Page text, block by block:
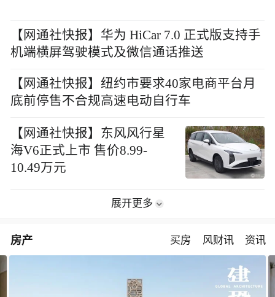
【网通社快报】华为 HiCar 7.0 正式版支持手
机端横屏驾驶模式及微信通话推送
【网通社快报】纽约市要求40家电商平台月
底前停售不合规高速电动自行车
【网通社快报】东风风行星
海V6正式上市 售价8.99-
10.49万元
展开更多
房产 买房 风财讯 资讯